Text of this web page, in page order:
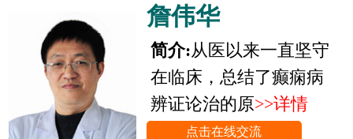
詹伟华
简介:从医以来一直坚守
在临床，总结了癫痫病
辨证论治的原>>详情
点击在线交流